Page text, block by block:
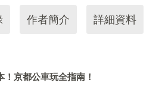
作者簡介 詳細資料
！京都公車玩全指南！